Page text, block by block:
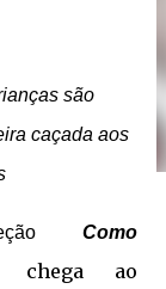
são
caçada aos
Como
ao